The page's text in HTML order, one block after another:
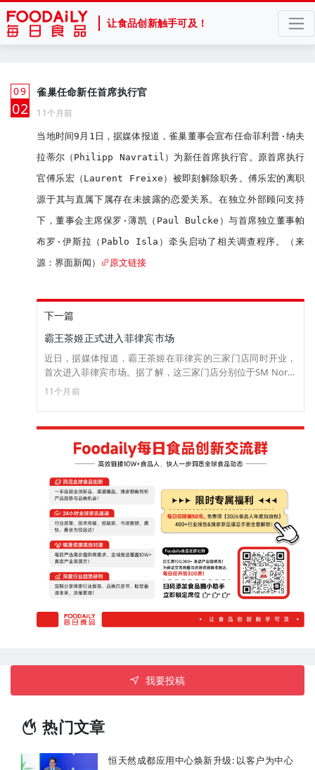
让食品创新触手可及！
09
月
02
雀巢任命新任首席执行官
11个月前
当地时间9月1日，据媒体报道，雀巢董事会宣布任命菲利普·纳夫
拉蒂尔（Philipp Navratil）为新任首席执行官。原首席执行
官傅乐宏（Laurent Freixe）被即刻解除职务。傅乐宏的离职
源于其与直属下属存在未披露的恋爱关系。在独立外部顾问支持
下，董事会主席保罗·薄凯（Paul Bulcke）与首席独立董事帕
布罗·伊斯拉（Pablo Isla）牵头启动了相关调查程序。（来
源：界面新闻）
原文链接
下一篇
霸王茶姬正式进入菲律宾市场
近日，据媒体报道，霸王茶姬在菲律宾的三家门店同时开业，
首次进入菲律宾市场。据了解，这三家门店分别位于SM North
EDSA、Robinsons Galleria和Venice Grand Canal Mall。三地
均为大马尼拉区的核心商圈，而大马尼拉区是围绕菲律宾首都
马尼拉的大型都市圈。开业三天，门店共售出超2.3万杯。（来
源：36氪）
11个月前
我要投稿
热门文章
恒天然成都应用中心焕新升级: 以客户为中心